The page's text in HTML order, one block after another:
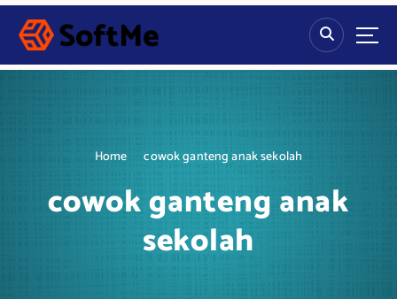
S
p
Home cowok ganteng anak sekolah
cowok ganteng anak
sekolah